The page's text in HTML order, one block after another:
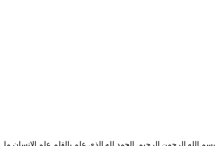
بسم الله الرحمن الرحيم. الحمد لله الذي علم بالقلم علم الانسان ما